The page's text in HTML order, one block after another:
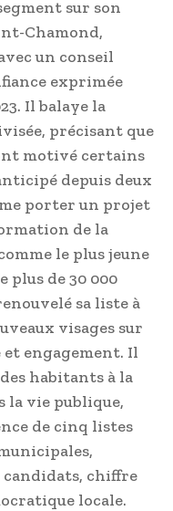
sur son
Chamond,
un conseil
exprimée
Il balaye la
précisant que
motivé certains
depuis deux
porter un projet
de la
le plus jeune
plus de 30 000
sa liste à
visages sur
engagement. Il
habitants à la
vie publique,
de cinq listes
candidats, chiffre
locale.